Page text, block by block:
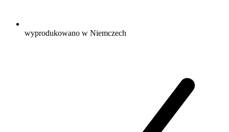
wyprodukowano w Niemczech